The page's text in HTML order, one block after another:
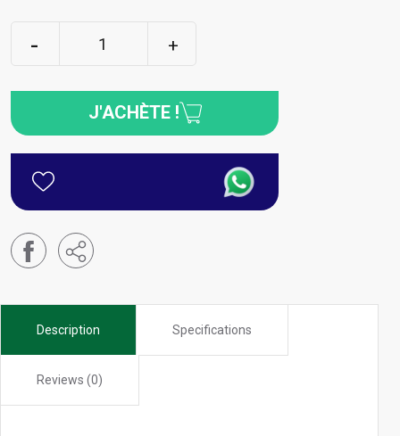
J'ACHÈTE !
Description Specifications
Reviews (0)